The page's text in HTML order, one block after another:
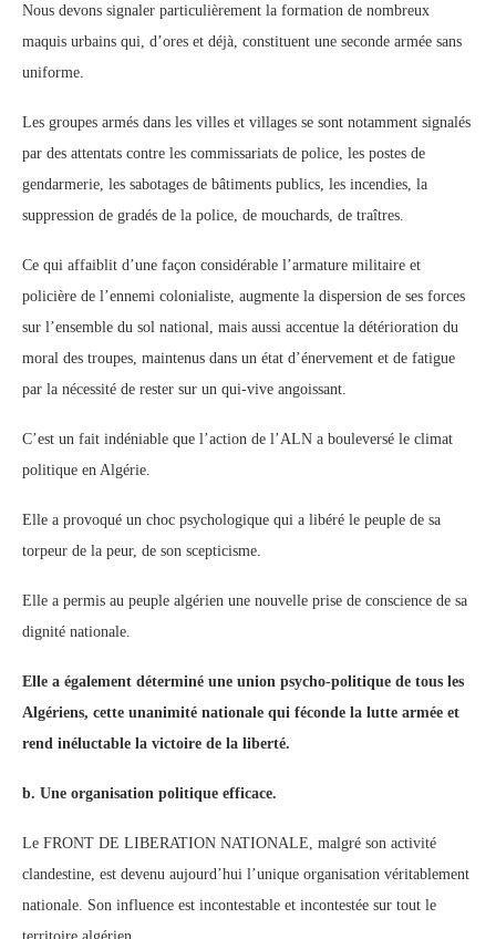
Nous devons signaler particulièrement la formation de nombreux
maquis urbains qui, d’ores et déjà, constituent une seconde armée sans
uniforme.
Les groupes armés dans les villes et villages se sont notamment signalés
par des attentats contre les commissariats de police, les postes de
gendarmerie, les sabotages de bâtiments publics, les incendies, la
suppression de gradés de la police, de mouchards, de traîtres.
Ce qui affaiblit d’une façon considérable l’armature militaire et
policière de l’ennemi colonialiste, augmente la dispersion de ses forces
sur l’ensemble du sol national, mais aussi accentue la détérioration du
moral des troupes, maintenus dans un état d’énervement et de fatigue
par la nécessité de rester sur un qui-vive angoissant.
C’est un fait indéniable que l’action de l’ALN a bouleversé le climat
politique en Algérie.
Elle a provoqué un choc psychologique qui a libéré le peuple de sa
torpeur de la peur, de son scepticisme.
Elle a permis au peuple algérien une nouvelle prise de conscience de sa
dignité nationale.
Elle a également déterminé une union psycho-politique de tous les
Algériens, cette unanimité nationale qui féconde la lutte armée et
rend inéluctable la victoire de la liberté.
b. Une organisation politique efficace.
Le FRONT DE LIBERATION NATIONALE, malgré son activité
clandestine, est devenu aujourd’hui l’unique organisation véritablement
nationale. Son influence est incontestable et incontestée sur tout le